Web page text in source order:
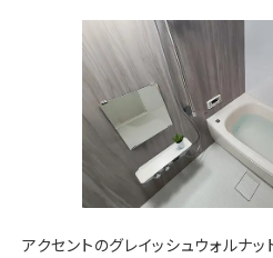
アクセントのグレイッシュウォルナ